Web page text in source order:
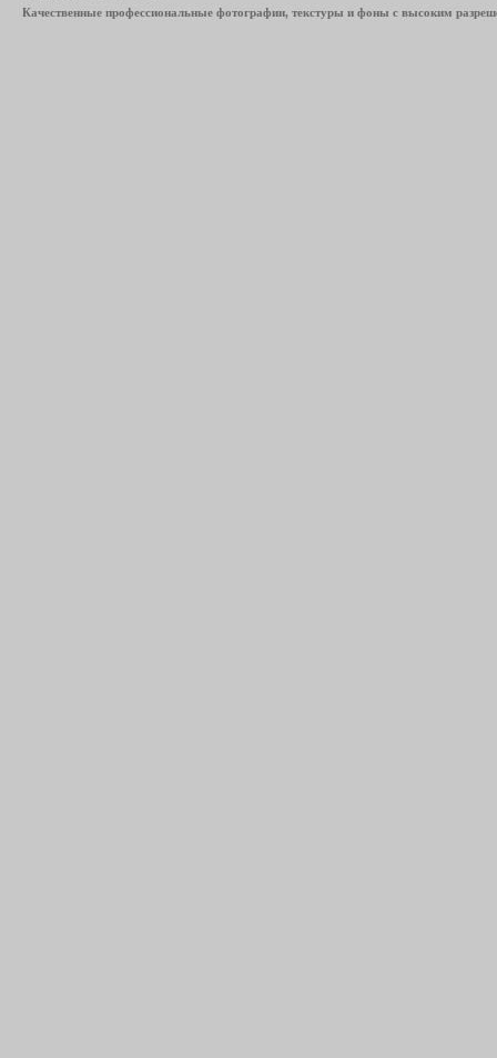
Качественные профессиональные фотографии, текстуры и фоны с высоким